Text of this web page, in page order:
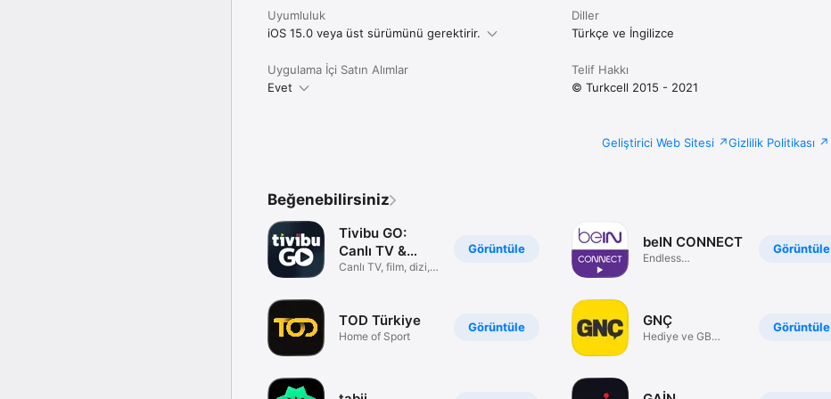
bitimine 24 saat kala, bir aylık üyelik bedeli kadar ücretlendirilir. Otomatik yenileme hizmetini istediğin
zaman iTunes hesap ayarlarından kapatabilirsin. Üyelik alınmış ay için iptal yapılamamaktadır, üyelik ay
Uyumluluk
iOS 15.0 veya üst sürümünü gerektirir.
Diller
Türkçe ve İngilizce
Uygulama İçi Satın Alımlar
Evet
Telif Hakkı
© Turkcell 2015 - 2021
Geliştirici Web Sitesi Gizlilik Politikası
Beğenebilirsiniz
Görüntüle
Tivibu GO:
Canlı TV &
Filmler
Canlı TV, film, dizi,
Görüntüle
TOD Türkiye
Home of Sport
Görüntüle
beIN CONNECT
Endless
Görüntüle
GNÇ
Hediye ve GB